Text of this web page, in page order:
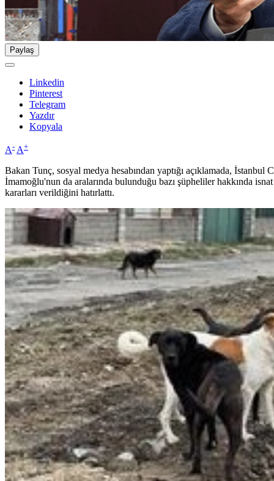
Paylaş
Linkedin
Pinterest
Telegram
Yazdır
Kopyala
A- A+
Bakan Tunç, sosyal medya hesabından yaptığı açıklamada,
İmamoğlu'nun da aralarında bulunduğu bazı şüpheliler hakkında
kararları verildiğini hatırlattı.